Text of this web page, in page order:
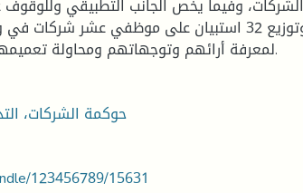
الشركات، وفيما يخص الجانب التطبيقي
وتوزيع 32 استبيان على موظفي عشر شركات
لمعرفة أرائهم وتوجهاتهم ومحاولة تعميمها على باقي الشركات الجزائرية.
حوكمة الشركات،
123456789/15631